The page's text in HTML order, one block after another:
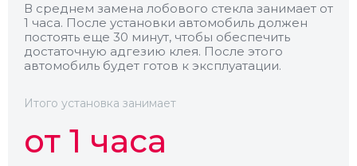
Обогрев
В среднем замена лобового стекла занимает от
1 часа. После установки автомобиль должен
постоять еще 30 минут, чтобы обеспечить
достаточную адгезию клея. После этого
автомобиль будет готов к эксплуатации.
Итого установка занимает
от 1 часа